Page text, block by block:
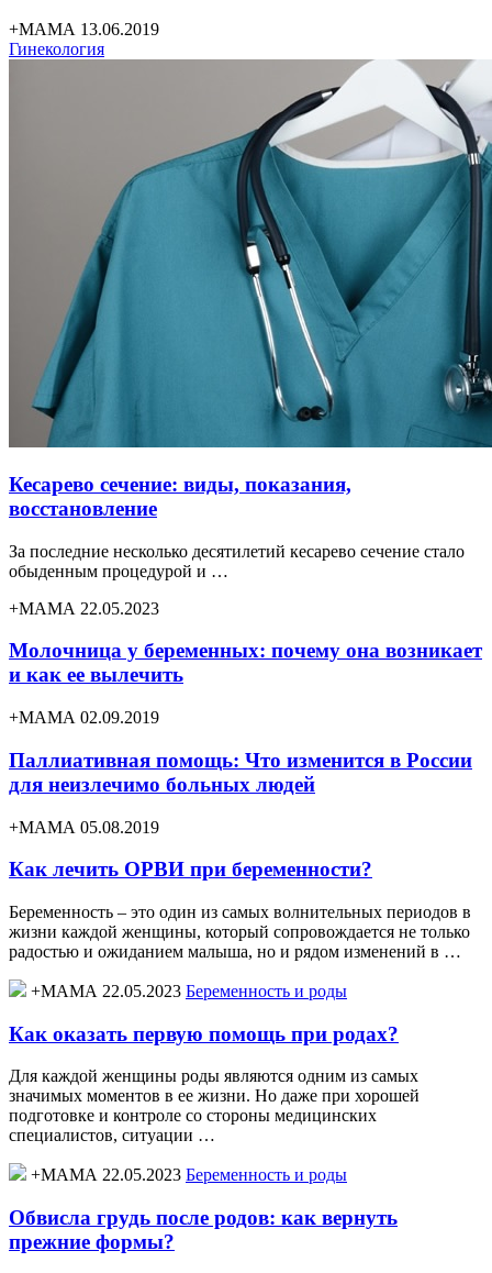
+МАМА 13.06.2019
Гинекология
Кесарево сечение: виды, показания,
восстановление
За последние несколько десятилетий кесарево сечение стало
обыденным процедурой и …
+МАМА 22.05.2023
Молочница у беременных: почему она возникает
и как ее вылечить
+МАМА 02.09.2019
Паллиативная помощь: Что изменится в России
для неизлечимо больных людей
+МАМА 05.08.2019
Как лечить ОРВИ при беременности?
Беременность – это один из самых волнительных периодов в
жизни каждой женщины, который сопровождается не только
радостью и ожиданием малыша, но и рядом изменений в …
+МАМА 22.05.2023 Беременность и роды
Как оказать первую помощь при родах?
Для каждой женщины роды являются одним из самых
значимых моментов в ее жизни. Но даже при хорошей
подготовке и контроле со стороны медицинских
специалистов, ситуации …
+МАМА 22.05.2023 Беременность и роды
Обвисла грудь после родов: как вернуть
прежние формы?